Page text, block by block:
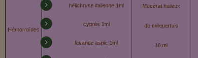
Hémorroïdes
hélichryse italienne 1ml
cyprès 1ml
lavande aspic 1ml
Macérat huileux
de millepertuis
10 ml